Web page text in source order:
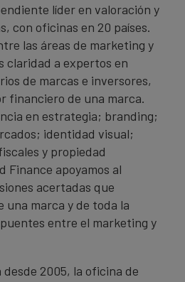
líder en valoración y
con oficinas en 20 países.
las áreas de marketing y
claridad a expertos en
de marcas e inversores,
financiero de una marca.
en estrategia; branding;
identidad visual;
y propiedad
Finance apoyamos al
acertadas que
una marca y de toda la
entre el marketing y
2005, la oficina de